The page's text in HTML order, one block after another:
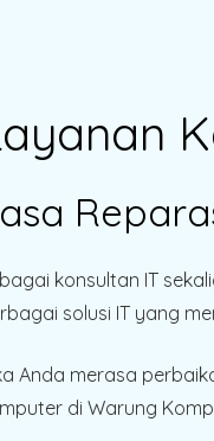
konsultan IT
solusi IT yang
Anda merasa
di Warung